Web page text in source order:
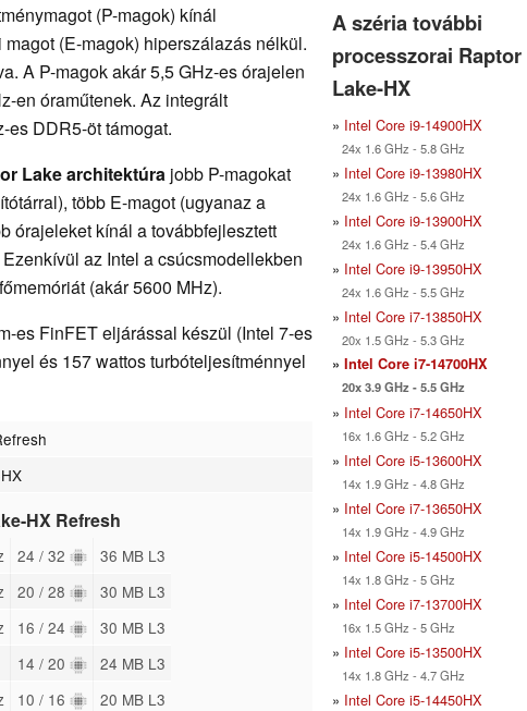
(P-magok) kínál
(E-magok) hiperszálazás nélkül.
A P-magok akár 5,5 GHz-es órajelen
en óraműtenek. Az integrált
es DDR5-öt támogat.
Lake architektúra jobb P-magokat
több E-magot (ugyanaz a
órajeleket kínál a továbbfejlesztett
az Intel a csúcsmodellekben
(akár 5600 MHz).
es FinFET eljárással készül (Intel 7-es
és 157 wattos turbóteljesítménnyel
HX Refresh
24 / 32 36 MB L3
20 / 28 30 MB L3
16 / 24 30 MB L3
14 / 20 24 MB L3
10 / 16 20 MB L3
A széria további
processzorai Raptor
Lake-HX
» Intel Core i9-14900HX
24x 1.6 GHz - 5.8 GHz
» Intel Core i9-13980HX
24x 1.6 GHz - 5.6 GHz
» Intel Core i9-13900HX
24x 1.6 GHz - 5.4 GHz
» Intel Core i9-13950HX
24x 1.6 GHz - 5.5 GHz
» Intel Core i7-13850HX
20x 1.5 GHz - 5.3 GHz
» Intel Core i7-14700HX
20x 3.9 GHz - 5.5 GHz
» Intel Core i7-14650HX
16x 1.6 GHz - 5.2 GHz
» Intel Core i5-13600HX
14x 1.9 GHz - 4.8 GHz
» Intel Core i7-13650HX
14x 1.9 GHz - 4.9 GHz
» Intel Core i5-14500HX
14x 1.8 GHz - 5 GHz
» Intel Core i7-13700HX
16x 1.5 GHz - 5 GHz
» Intel Core i5-13500HX
14x 1.8 GHz - 4.7 GHz
» Intel Core i5-14450HX